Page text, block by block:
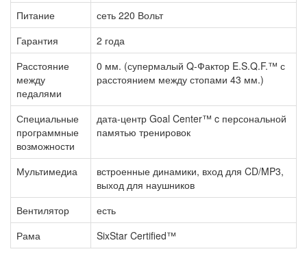
Питание
сеть 220 Вольт
Гарантия
2 года
Расстояние
между
педалями
0 мм. (супермалый Q-Фактор E.S.Q.F.™ с
расстоянием между стопами 43 мм.)
Специальные
программные
возможности
дата-центр Goal Center™ c персональной
памятью тренировок
Мультимедиа
встроенные динамики, вход для CD/MP3,
выход для наушников
Вентилятор
есть
Рама
SixStar Certified™